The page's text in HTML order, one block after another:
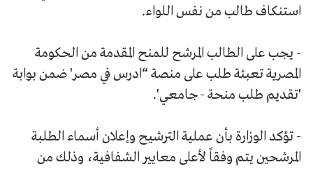
استنكاف طالب من نفس اللواء.
- يجب على الطالب المرشح للمنح المقدمة من الحكومة
المصرية تعبئة طلب على منصة “ادرس في مصر' ضمن بوابة
'تقديم طلب منحة - جامعي'.
- تؤكد الوزارة بأن عملية الترشيح وإعلان أسماء الطلبة
المرشحين يتم وفقاً لأعلى معايير الشفافية، وذلك من